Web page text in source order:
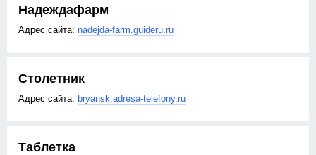
Надеждафарм
nadejda-farm.guideru.ru
Столетник
bryansk.adresa-telefony.ru
Таблетка